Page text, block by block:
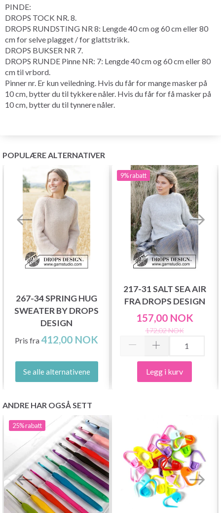
PINDE:
DROPS TOCK NR. 8.
DROPS RUNDSTING NR 8: Lengde 40 cm og 60 cm eller 80
cm for selve plagget / for glattstrikk.
DROPS BUKSER NR 7.
DROPS RUNDE Pinne NR: 7: Lengde 40 cm og 60 cm eller 80
cm til vrbord.
Pinner nr. Er kun veiledning. Hvis du får for mange masker på
10 cm, bytter du til tykkere nåler. Hvis du får for få masker på
10 cm, bytter du til tynnere nåler.
POPULÆRE ALTERNATIVER
267-34 SPRING HUG
SWEATER BY DROPS
DESIGN
Pris fra412,00 NOK
Se alle alternativene
9%rabatt
217-31 SALT SEA AIR
FRA DROPS DESIGN
157,00 NOK
172,02 NOK
Legg i kurv
ANDRE HAR OGSÅ SETT
25%rabatt